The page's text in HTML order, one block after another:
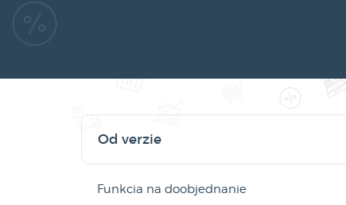
Od verzie
Funkcia na doobjednanie